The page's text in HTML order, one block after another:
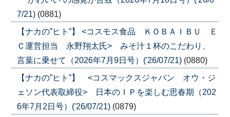
7/21) (0881)
【ナカの”ヒト”】 <コスモス食品 ＫＯＢＡＩＢＵ Ｅ
Ｃ運営担当 永野翔太氏> みそ汁１杯のこだわり、
言葉に乗せて（2026年7月9日号）('26/07/21) (0880)
【ナカの”ヒト”】 <コスマックスジャパン オウ・ジ
ェソン代表取締役> 日本のＩＰを楽しむ思春期（202
6年7月2日号）('26/07/21) (0879)